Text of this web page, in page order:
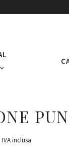
IVA inclusa